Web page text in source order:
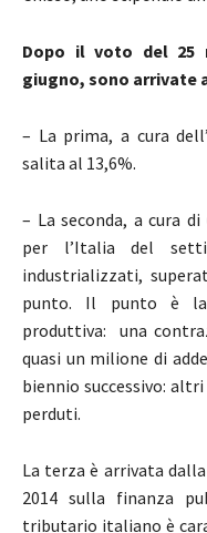
Dopo il voto del 25
giugno, sono arrivate
– La prima, a cura dell’
salita al 13,6%.
– La seconda, a cura di
per l’Italia del
industrializzati,
punto. Il punto è la
produttiva: una
quasi un milione di
biennio successivo:
perduti.
La terza è arrivata dalla
2014 sulla finanza
tributario italiano è